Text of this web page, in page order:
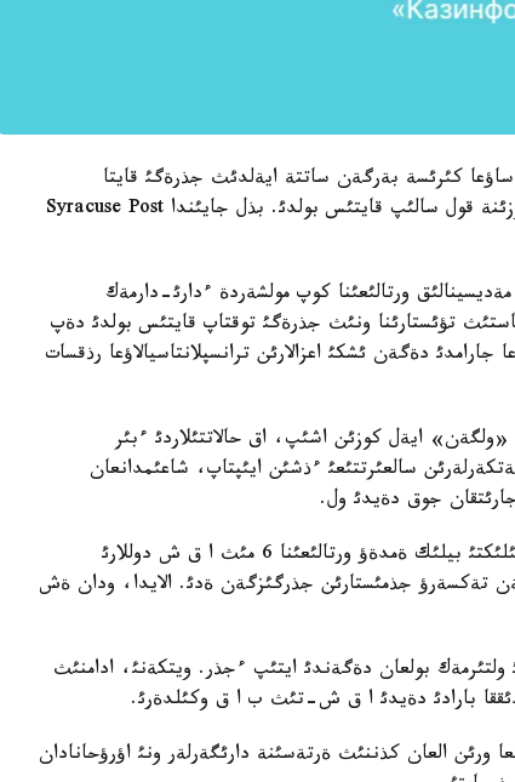
كئرئسة بةرگةن ساتتة ايةلدئث جذرةگئ قايتا
سوعئپ، كوزئن اشقان. الايدا، الگئ ناؤقاس جؤئردا وزئنة قول سالئپ قايتئس بولدئ. بذل جايئندا Syracuse Post
ورتالئعئنا كوپ مولشةردة ءدارئ-دارمةك
تؤئستارئنا ونئث جذرةگئ توقتاپ قايتئس بولدئ دةپ
جارامدئ دةگةن ئشكئ اعزالارئن ترانسپلانتاسيالاؤعا رذقسات
ايةل كوزئن اشئپ، اق حالاتتئلاردئ ءبئر
سالعئرتتئعئ ءذشئن ايئپتاپ، شاعئمدانعان
جوق دةيدئ ول.
بةرنستةر وتباسئ اؤرؤحانانئ سوتقا بةرمةسة دة جةرگئلئكتئ بيلئك ةمدةؤ ورتالئعئنا 6 مئث ا ق ش دوللارئ
تةكسةرؤ جذمئستارئن جذرگئزگةن ةدئ. الايدا، ودان ةش
ولتئرمةك بولعان دةگةندئ ايتئپ ءجذر. ويتكةنئ، ادامنئث
بارادئ دةيدئ ا ق ش-تئث ب ا ق وكئلدةرئ.
العان كذننئث ةرتةسئنة دارئگةرلةر ونئ اؤرؤحانادان